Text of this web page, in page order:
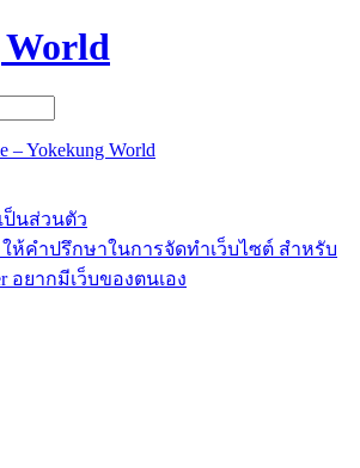
World
– Yokekung World
ป็นส่วนตัว
ห้คำปรึกษาในการจัดทำเว็บไซต์ สำหรับ
อยากมีเว็บของตนเอง